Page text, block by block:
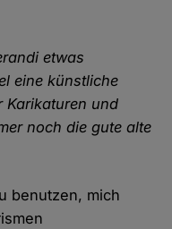
etwas
eine künstliche
Karikaturen und
noch die gute alte
benutzen, mich